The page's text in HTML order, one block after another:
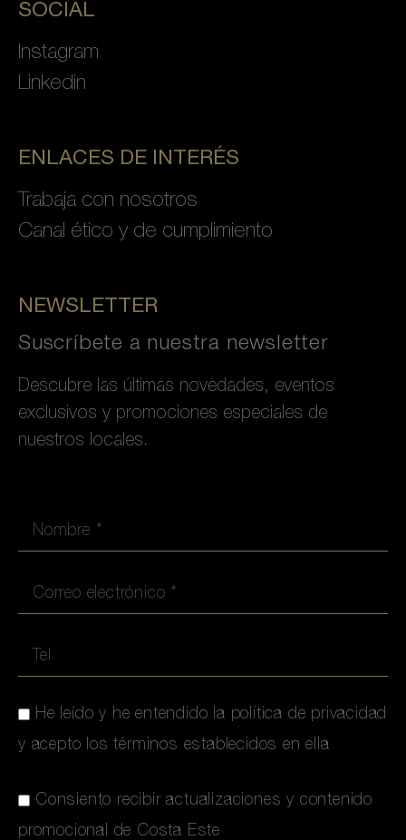
SOCIAL
Instagram
Linkedin
ENLACES DE INTERÉS
Trabaja con nosotros
Canal ético y de cumplimiento
NEWSLETTER
Suscríbete a nuestra newsletter
Descubre las últimas novedades, eventos
exclusivos y promociones especiales de
nuestros locales.
He leído y he entendido la política de privacidad
y acepto los términos establecidos en ella
Consiento recibir actualizaciones y contenido
promocional de Costa Este